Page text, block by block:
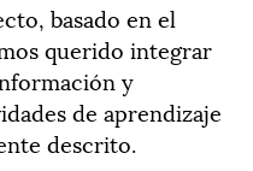
basado en el
querido integrar
y
de aprendizaje
descrito.